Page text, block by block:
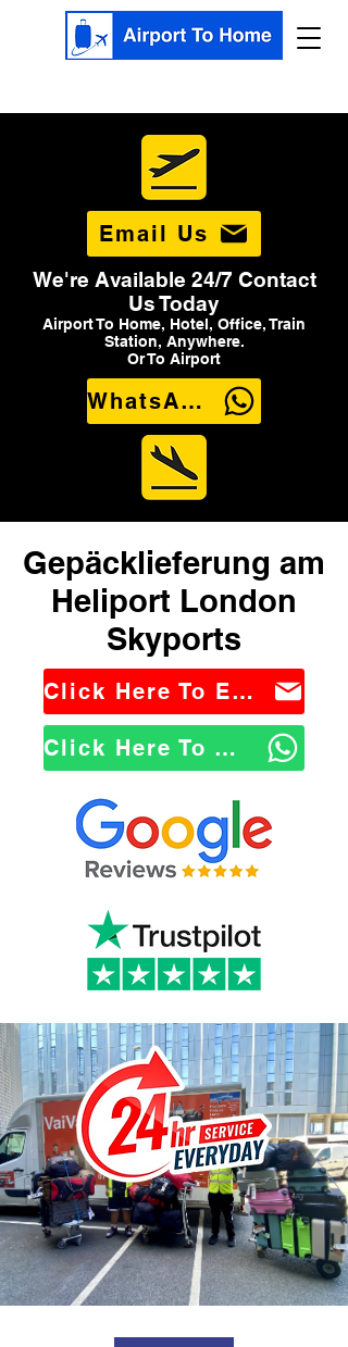
Email Us
We're Available 24/7 Contact
Us Today
Airport To Home, Hotel, Office, Train
Station, Anywhere.
Or To Airport
WhatsApp Us
Gepäcklieferung am
Heliport London
Skyports
Click Here To Email Us
Click Here To WhatsApp Us